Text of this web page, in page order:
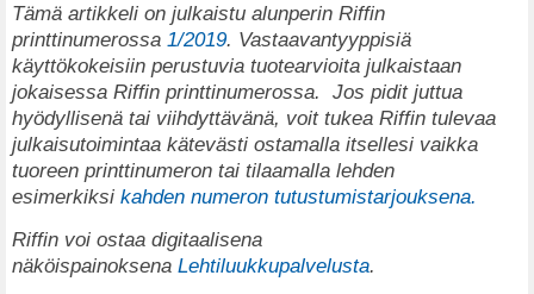
Tämä artikkeli on julkaistu alunperin Riffin
printtinumerossa 1/2019. Vastaavantyyppisiä
käyttökokeisiin perustuvia tuotearvioita julkaistaan
jokaisessa Riffin printtinumerossa. Jos pidit juttua
hyödyllisenä tai viihdyttävänä, voit tukea Riffin tulevaa
julkaisutoimintaa kätevästi ostamalla itsellesi vaikka
tuoreen printtinumeron tai tilaamalla lehden
esimerkiksi kahden numeron tutustumistarjouksena.
Riffin voi ostaa digitaalisena
näköispainoksena Lehtiluukkupalvelusta.